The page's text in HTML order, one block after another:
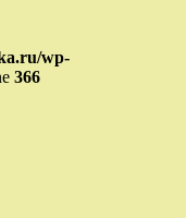
wp-
366